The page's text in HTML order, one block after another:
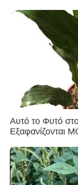
Αυτό το Φυτό
Εξαφανίζονται